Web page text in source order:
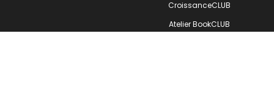
CroissanceCLUB
Atelier BookCLUB